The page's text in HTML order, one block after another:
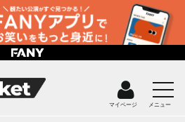
マイページ メニュー